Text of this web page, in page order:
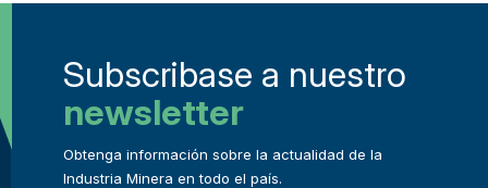
Subscribase a nuestro
newsletter
Obtenga información sobre la actualidad de la
Industria Minera en todo el país.